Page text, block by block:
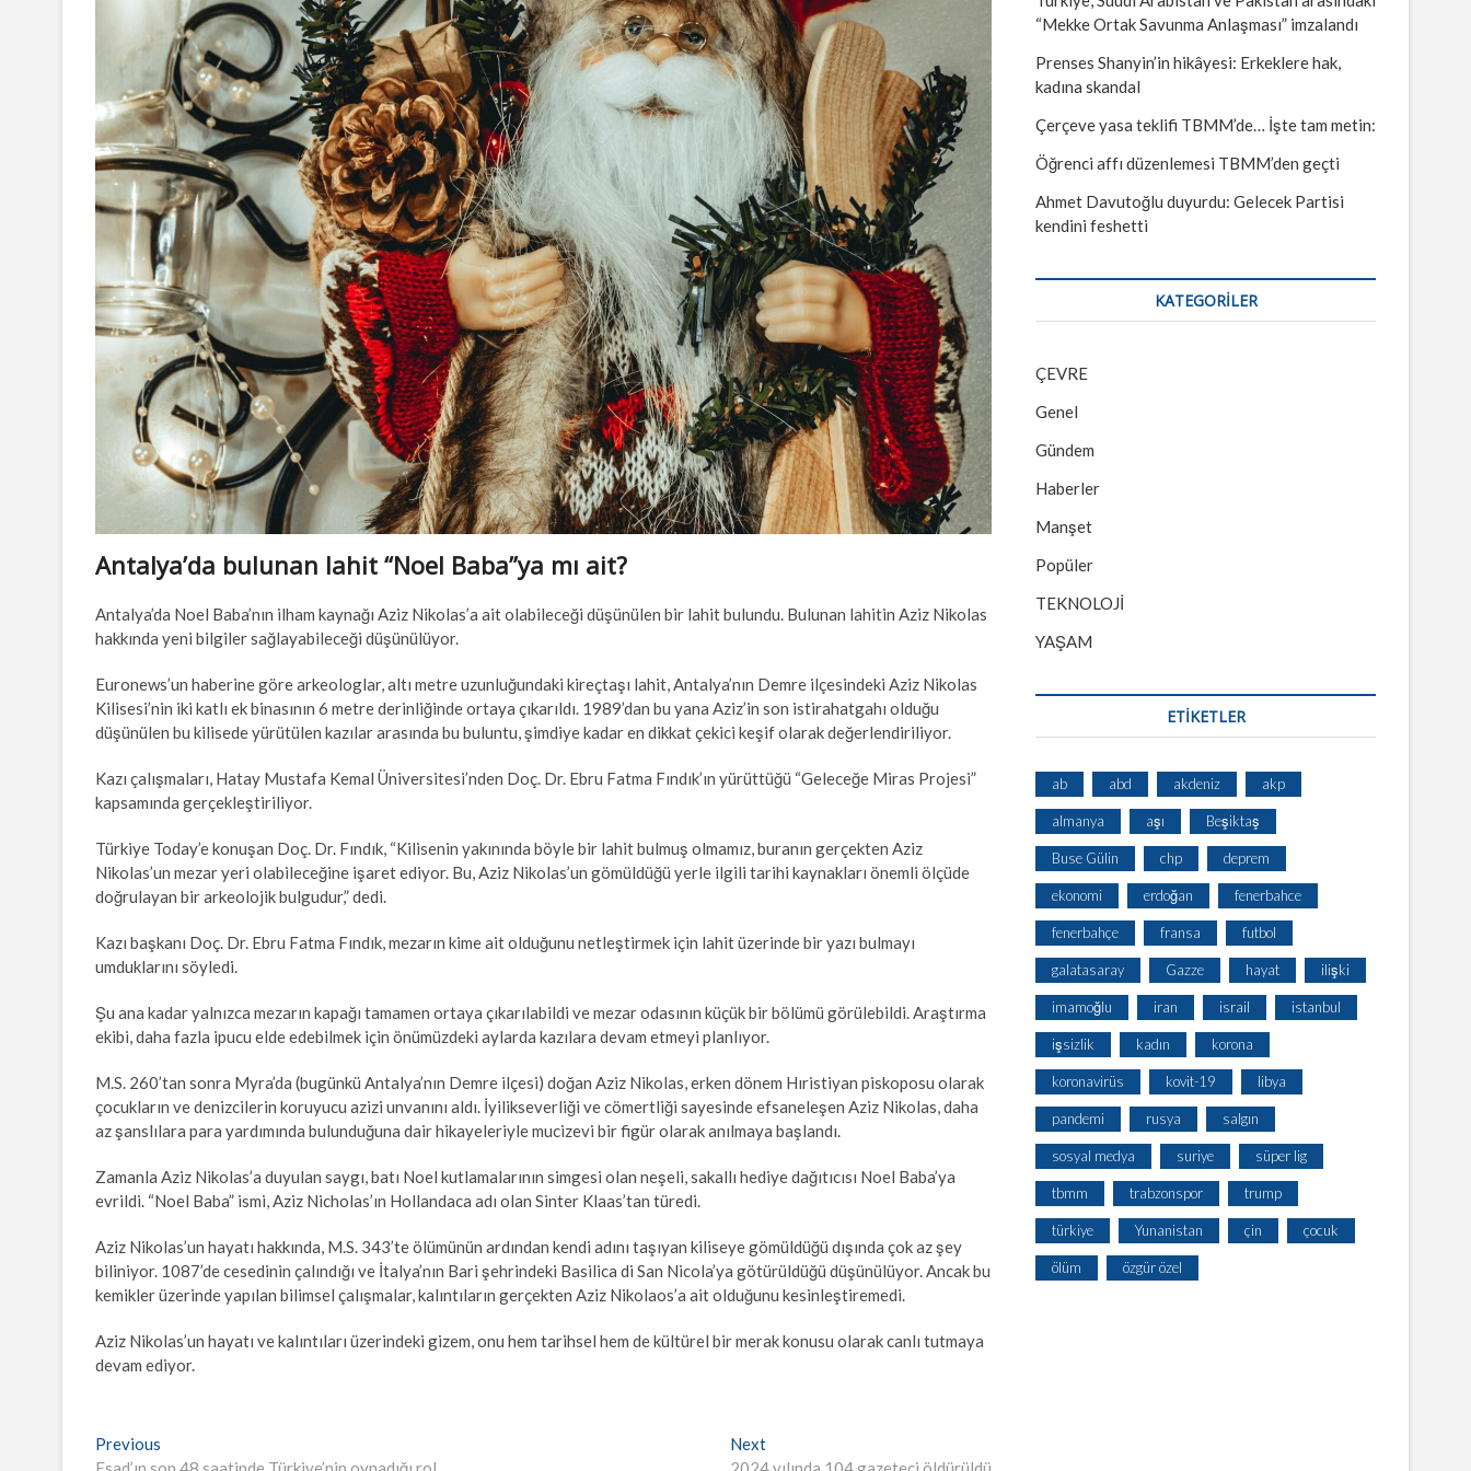
Antalya’da bulunan lahit “Noel Baba”ya mı ait?
Antalya’da Noel Baba’nın ilham kaynağı Aziz Nikolas’a ait olabileceği düşünülen bir lahit bulundu. Bulunan lahitin Aziz Nikolas
hakkında yeni bilgiler sağlayabileceği düşünülüyor.
Euronews’un haberine göre arkeologlar, altı metre uzunluğundaki kireçtaşı lahit, Antalya’nın Demre ilçesindeki Aziz Nikolas
Kilisesi’nin iki katlı ek binasının 6 metre derinliğinde ortaya çıkarıldı. 1989’dan bu yana Aziz’in son istirahatgahı olduğu
düşünülen bu kilisede yürütülen kazılar arasında bu buluntu, şimdiye kadar en dikkat çekici keşif olarak değerlendiriliyor.
Kazı çalışmaları, Hatay Mustafa Kemal Üniversitesi’nden Doç. Dr. Ebru Fatma Fındık’ın yürüttüğü “Geleceğe Miras Projesi”
kapsamında gerçekleştiriliyor.
Türkiye Today’e konuşan Doç. Dr. Fındık, “Kilisenin yakınında böyle bir lahit bulmuş olmamız, buranın gerçekten Aziz
Nikolas’un mezar yeri olabileceğine işaret ediyor. Bu, Aziz Nikolas’un gömüldüğü yerle ilgili tarihi kaynakları önemli ölçüde
doğrulayan bir arkeolojik bulgudur,” dedi.
Kazı başkanı Doç. Dr. Ebru Fatma Fındık, mezarın kime ait olduğunu netleştirmek için lahit üzerinde bir yazı bulmayı
umduklarını söyledi.
Şu ana kadar yalnızca mezarın kapağı tamamen ortaya çıkarılabildi ve mezar odasının küçük bir bölümü görülebildi. Araştırma
ekibi, daha fazla ipucu elde edebilmek için önümüzdeki aylarda kazılara devam etmeyi planlıyor.
M.S. 260’tan sonra Myra’da (bugünkü Antalya’nın Demre ilçesi) doğan Aziz Nikolas, erken dönem Hıristiyan piskoposu olarak
çocukların ve denizcilerin koruyucu azizi unvanını aldı. İyilikseverliği ve cömertliği sayesinde efsaneleşen Aziz Nikolas, daha
az şanslılara para yardımında bulunduğuna dair hikayeleriyle mucizevi bir figür olarak anılmaya başlandı.
Zamanla Aziz Nikolas’a duyulan saygı, batı Noel kutlamalarının simgesi olan neşeli, sakallı hediye dağıtıcısı Noel Baba’ya
evrildi. “Noel Baba” ismi, Aziz Nicholas’ın Hollandaca adı olan Sinter Klaas’tan türedi.
Aziz Nikolas’un hayatı hakkında, M.S. 343’te ölümünün ardından kendi adını taşıyan kiliseye gömüldüğü dışında çok az şey
biliniyor. 1087’de cesedinin çalındığı ve İtalya’nın Bari şehrindeki Basilica di San Nicola’ya götürüldüğü düşünülüyor. Ancak bu
kemikler üzerinde yapılan bilimsel çalışmalar, kalıntıların gerçekten Aziz Nikolaos’a ait olduğunu kesinleştiremedi.
Aziz Nikolas’un hayatı ve kalıntıları üzerindeki gizem, onu hem tarihsel hem de kültürel bir merak konusu olarak canlı tutmaya
devam ediyor.
Yazı
Previous
post:
NextNext
post:
“Mekke Ortak Savunma Anlaşması” imzalandı
Prenses Shanyin’in hikâyesi: Erkeklere hak,
kadına skandal
Çerçeve yasa teklifi TBMM’de… İşte tam metin:
Öğrenci affı düzenlemesi TBMM’den geçti
Ahmet Davutoğlu duyurdu: Gelecek Partisi
kendini feshetti
KATEGORILER
ÇEVRE
Genel
Gündem
Haberler
Manşet
Popüler
TEKNOLOJİ
YAŞAM
ETİKETLER
ab abd akdeniz akp
almanya aşı Beşiktaş
Buse Gülin chp deprem
ekonomi erdoğan fenerbahce
fenerbahçe fransa futbol
galatasaray Gazze hayat ilişki
imamoğlu iran israil istanbul
işsizlik kadın korona
koronavirüs kovit-19 libya
pandemi rusya salgın
sosyal medya suriye süper lig
tbmm trabzonspor trump
türkiye Yunanistan çin çocuk
ölüm özgür özel